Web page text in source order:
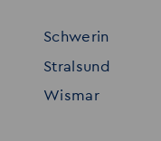
Datenschutz
Impressum
Schwerin
Stralsund
Wismar